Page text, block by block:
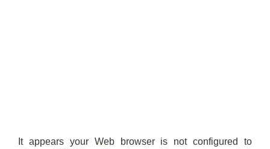
It appears your Web browser is not configured to